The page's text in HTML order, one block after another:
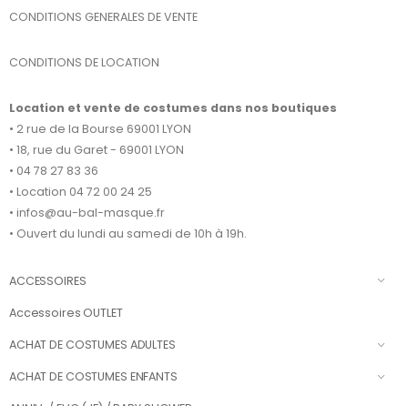
CONDITIONS GENERALES DE VENTE
CONDITIONS DE LOCATION
Location et vente de costumes dans nos boutiques
• 2 rue de la Bourse 69001 LYON
• 18, rue du Garet - 69001 LYON
• 04 78 27 83 36
• Location 04 72 00 24 25
• infos@au-bal-masque.fr
• Ouvert du lundi au samedi de 10h à 19h.
ACCESSOIRES
Accessoires OUTLET
ACHAT DE COSTUMES ADULTES
ACHAT DE COSTUMES ENFANTS